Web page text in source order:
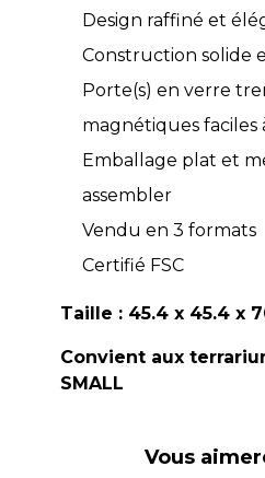
Design raffiné et
Construction solide
Porte(s) en verre
magnétiques faciles
Emballage plat et
assembler
Vendu en 3 formats
Certifié FSC
Taille : 45.4 x 45.4 x
Convient aux
SMALL
Vous